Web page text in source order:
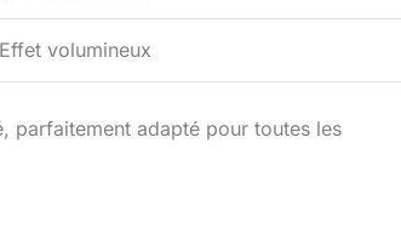
Effet volumineux
parfaitement adapté pour toutes les